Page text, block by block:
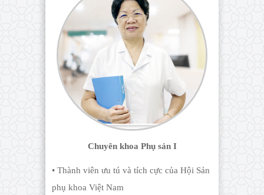
Chuyên khoa Phụ sản I
• Thành viên ưu tú và tích cực của Hội Sản
phụ khoa Việt Nam